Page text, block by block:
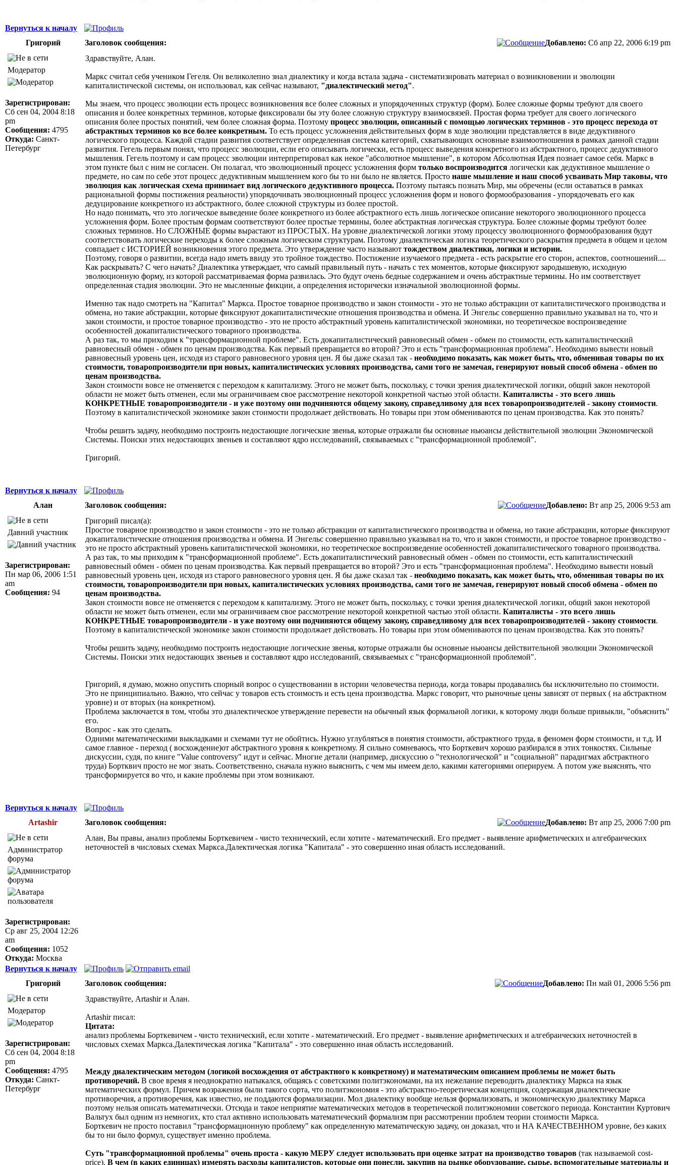
Вернуться к началу
Григорий
Заголовок сообщения: Добавлено: Сб апр 22, 2006 6:19 pm
Модератор
Зарегистрирован:
Сб сен 04, 2004 8:18
pm
Сообщения: 4795
Откуда: Санкт-
Петербург
Здравствуйте, Алан.
Маркс считал себя учеником Гегеля. Он великолепно знал диалектику и когда встала задача - систематизировать материал о возникновении и эволюции
капиталистической системы, он использовал, как сейчас называют, "диалектический метод".
Мы знаем, что процесс эволюции есть процесс возникновения все более сложных и упорядоченных структур (форм). Более сложные формы требуют для своего
описания и более конкретных терминов, которые фиксировали бы эту более сложную структуру взаимосвязей. Простая форма требует для своего логического
описания более простых понятий, чем более сложная форма. Поэтому процесс эволюции, описанный с помощью логических терминов - это процесс перехода от
абстрактных терминов ко все более конкретным. То есть процесс усложнения действительных форм в ходе эволюции представляется в виде дедуктивного
логического процесса. Каждой стадии развития соответствует определенная система категорий, схватывающих основные взаимоотношения в рамках данной стадии
развития. Гегель первым понял, что процесс эволюции, если его описывать логически, есть процесс выведения конкретного из абстрактного, процесс дедуктивного
мышления. Гегель поэтому и сам процесс эволюции интерпретировал как некое "абсолютное мышление", в котором Абсолютная Идея познает самое себя. Маркс в
этом пункте был с ним не согласен. Он полагал, что эволюционный процесс усложнения форм только воспроизводится логически как дедуктивное мышление о
предмете, но сам по себе этот процесс дедуктивным мышлением кого бы то ни было не является. Просто наше мышление и наш способ усваивать Мир таковы, что
эволюция как логическая схема принимает вид логического дедуктивного процесса. Поэтому пытаясь познать Мир, мы обречены (если оставаться в рамках
рациональной формы постижения реальности) упорядочивать эволюционный процесс усложнения форм и нового формообразования - упорядочевать его как
дедуцирование конкретного из абстрактного, более сложной структуры из более простой.
Но надо понимать, что это логическое выведение более конкретного из более абстрактного есть лишь логическое описание некоторого эволюционного процесса
усложнения форм. Более простым формам соответствуют более простые термины, более абстрактная логическая структура. Более сложные формы требуют более
сложных терминов. Но СЛОЖНЫЕ формы вырастают из ПРОСТЫХ. На уровне диалектической логики этому процессу эволюционного формообразования будут
соответствовать логические переходы к более сложным логическим структурам. Поэтому диалектическая логика теоретического раскрытия предмета в общем и целом
совпадает с ИСТОРИЕЙ возникновения этого предмета. Это утверждение часто называют тождеством диалектики, логики и истории.
Поэтому, говоря о развитии, всегда надо иметь ввиду это тройное тождество. Постижение изучаемого предмета - есть раскрытие его сторон, аспектов, соотношений....
Как раскрывать? С чего начать? Диалектика утверждает, что самый правильный путь - начать с тех моментов, которые фиксируют зародышевую, исходную
эволюционную форму, из которой рассматриваемая форма развилась. Это будут очень бедные содержанием и очень абстрактные термины. Но им соответствует
определенная стадия эволюции. Это не мысленные фикции, а определения исторически изначальной эволюционной формы.
Именно так надо смотреть на "Капитал" Маркса. Простое товарное производство и закон стоимости - это не только абстракции от капиталистического производства и
обмена, но такие абстракции, которые фиксируют докапиталистические отношения производства и обмена. И Энгельс совершенно правильно указывал на то, что и
закон стоимости, и простое товарное производство - это не просто абстрактный уровень капиталистической экономики, но теоретическое воспроизведение
особенностей докапиталистического товарного производства.
А раз так, то мы приходим к "трансформационной проблеме". Есть докапиталистический равновесный обмен - обмен по стоимости, есть капиталистический
равновесный обмен - обмен по ценам производства. Как первый превращается во второй? Это и есть "трансформационная проблема". Необходимо вывести новый
равновесный уровень цен, исходя из старого равновесного уровня цен. Я бы даже сказал так - необходимо показать, как может быть, что, обменивая товары по их
стоимости, товаропроизводители при новых, капиталистических условиях производства, сами того не замечая, генерируют новый способ обмена - обмен по
ценам производства.
Закон стоимости вовсе не отменяется с переходом к капитализму. Этого не может быть, поскольку, с точки зрения диалектической логики, общий закон некоторой
области не может быть отменен, если мы ограничиваем свое рассмотрение некоторой конкретной частью этой области. Капиталисты - это всего лишь
КОНКРЕТНЫЕ товаропроизводители - и уже поэтому они подчиняются общему закону, справедливому для всех товаропроизводителей - закону стоимости.
Поэтому в капиталистической экономике закон стоимости продолжает действовать. Но товары при этом обмениваются по ценам производства. Как это понять?
Чтобы решить задачу, необходимо построить недостающие логические звенья, которые отражали бы основные ньюансы действительной эволюции Экономической
Системы. Поиски этих недостающих звеньев и составляют ядро исследований, связываемых с "трансформационной проблемой".
Григорий.
Вернуться к началу
Алан
Заголовок сообщения: Добавлено: Вт апр 25, 2006 9:53 am
Давний участник
Зарегистрирован:
Пн мар 06, 2006 1:51
am
Сообщения: 94
Григорий писал(а):
Простое товарное производство и закон стоимости - это не только абстракции от капиталистического производства и обмена, но такие абстракции, которые фиксируют
докапиталистические отношения производства и обмена. И Энгельс совершенно правильно указывал на то, что и закон стоимости, и простое товарное производство -
это не просто абстрактный уровень капиталистической экономики, но теоретическое воспроизведение особенностей докапиталистического товарного производства.
А раз так, то мы приходим к "трансформационной проблеме". Есть докапиталистический равновесный обмен - обмен по стоимости, есть капиталистический
равновесный обмен - обмен по ценам производства. Как первый превращается во второй? Это и есть "трансформационная проблема". Необходимо вывести новый
равновесный уровень цен, исходя из старого равновесного уровня цен. Я бы даже сказал так - необходимо показать, как может быть, что, обменивая товары по их
стоимости, товаропроизводители при новых, капиталистических условиях производства, сами того не замечая, генерируют новый способ обмена - обмен по
ценам производства.
Закон стоимости вовсе не отменяется с переходом к капитализму. Этого не может быть, поскольку, с точки зрения диалектической логики, общий закон некоторой
области не может быть отменен, если мы ограничиваем свое рассмотрение некоторой конкретной частью этой области. Капиталисты - это всего лишь
КОНКРЕТНЫЕ товаропроизводители - и уже поэтому они подчиняются общему закону, справедливому для всех товаропроизводителей - закону стоимости.
Поэтому в капиталистической экономике закон стоимости продолжает действовать. Но товары при этом обмениваются по ценам производства. Как это понять?
Чтобы решить задачу, необходимо построить недостающие логические звенья, которые отражали бы основные ньюансы действительной эволюции Экономической
Системы. Поиски этих недостающих звеньев и составляют ядро исследований, связываемых с "трансформационной проблемой".
Григорий, я думаю, можно опустить спорный вопрос о существовании в истории человечества периода, когда товары продавались бы исключительно по стоимости.
Это не принципиально. Важно, что сейчас у товаров есть стоимость и есть цена производства. Маркс говорит, что рыночные цены зависят от первых ( на абстрактном
уровне) и от вторых (на конкретном).
Проблема заключается в том, чтобы это диалектическое утверждение перевести на обычный язык формальной логики, к которому люди больше привыкли, "объяснить"
его.
Вопрос - как это сделать.
Одними математическими выкладками и схемами тут не обойтись. Нужно углубляться в понятия стоимости, абстрактного труда, в феномен форм стоимости, и т.д. И
самое главное - переход ( восхождение)от абстрактного уровня к конкретному. Я сильно сомневаюсь, что Борткевич хорошо разбирался в этих тонкостях. Сильные
дискуссии, судя, по книге "Value controversy" идут и сейчас. Многие детали (например, дискуссию о "технологической" и "социальной" парадигмах абстрактного
труда) Бортквич просто не мог знать. Соответственно, сначала нужно выяснить, с чем мы имеем дело, какими категориями оперируем. А потом уже выяснять, что
трансформируется во что, и какие проблемы при этом возникают.
Вернуться к началу
Artashir
Заголовок сообщения: Добавлено: Вт апр 25, 2006 7:00 pm
Администратор
форума
Зарегистрирован:
Ср авг 25, 2004 12:26
am
Сообщения: 1052
Откуда: Москва
Алан, Вы правы, анализ проблемы Борткевичем - чисто технический, если хотите - математический. Его предмет - выявление арифметических и алгебраических
неточностей в числовых схемах Маркса.Далектическая логика "Капитала" - это совершенно иная область исследований.
Вернуться к началу
Григорий
Заголовок сообщения: Добавлено: Пн май 01, 2006 5:56 pm
Модератор
Зарегистрирован:
Сб сен 04, 2004 8:18
pm
Сообщения: 4795
Откуда: Санкт-
Петербург
Здравствуйте, Artashir и Алан.
Artashir писал:
Цитата:
анализ проблемы Борткевичем - чисто технический, если хотите - математический. Его предмет - выявление арифметических и алгебраических неточностей в
числовых схемах Маркса.Далектическая логика "Капитала" - это совершенно иная область исследований.
Между диалектическим методом (логикой восхождения от абстрактного к конкретному) и математическим описанием проблемы не может быть
противоречий. В свое время я неоднократно натыкался, общаясь с советскими политэкономами, на их нежелание переводить диалектику Маркса на язык
математических формул. Причем возражения были такого сорта, что политэкономия - это абстрактно-теоретическая концепция, содержащая диалектические
противоречия, а противоречия, как известно, не поддаются формализации. Мол диалектику вообще нельзя формализовать, и экономическую диалектику Маркса
поэтому нельзя описать математически. Отсюда и такое неприятие математических методов в теоретической политэкономии советского периода. Константин Куртович
Вальтух был одним из немногих, кто стал активно использовать математический формализм при рассмотрении проблем теории стоимости Маркса.
Борткевич не просто поставил "трансформационную проблему" как определенную математическую задачу, он доказал, что и НА КАЧЕСТВЕННОМ уровне, без каких
бы то ни было формул, существует именно проблема.
Суть "трансформационной проблемы" очень проста - какую МЕРУ следует использовать при оценке затрат на производство товаров (так называемой cost-
price). В чем (в каких единицах) измерять расходы капиталистов, которые они понесли, закупив на рынке оборудование, сырье, вспомогательные материалы и